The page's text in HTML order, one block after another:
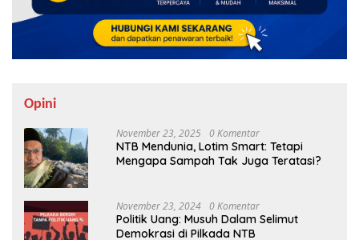
Opini
November 23, 2025 0 Komentar
NTB Mendunia, Lotim Smart: Tetapi
Mengapa Sampah Tak Juga Teratasi?
November 23, 2024 0 Komentar
Politik Uang: Musuh Dalam Selimut
Demokrasi di Pilkada NTB